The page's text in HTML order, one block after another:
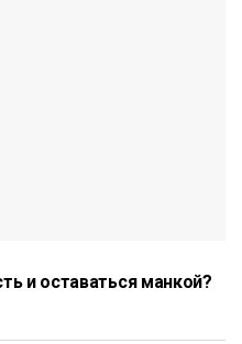
и оставаться манкой?